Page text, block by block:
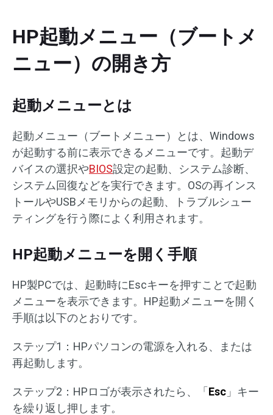
HP起動メニュー（ブートメ
ニュー）の開き方
起動メニューとは
起動メニュー（ブートメニュー）とは、Windows
が起動する前に表示できるメニューです。起動デ
バイスの選択やBIOS設定の起動、システム診断、
システム回復などを実行できます。OSの再インス
トールやUSBメモリからの起動、トラブルシュー
ティングを行う際によく利用されます。
HP起動メニューを開く手順
HP製PCでは、起動時にEscキーを押すことで起動
メニューを表示できます。HP起動メニューを開く
手順は以下のとおりです。
ステップ1：HPパソコンの電源を入れる、または
再起動します。
ステップ2：HPロゴが表示されたら、「 Esc 」キー
を繰り返し押します。